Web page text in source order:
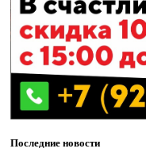
Последние новости